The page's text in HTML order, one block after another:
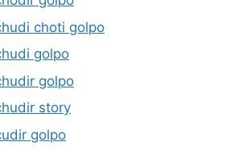
choti golpo
golpo
golpo
story
golpo